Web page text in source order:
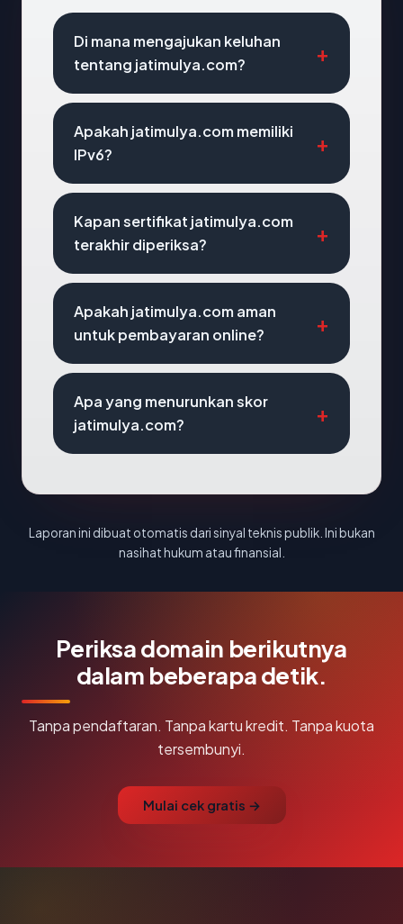
Di mana mengajukan keluhan
tentang jatimulya.com?
Apakah jatimulya.com memiliki
IPv6?
Kapan sertifikat jatimulya.com
terakhir diperiksa?
Apakah jatimulya.com aman
untuk pembayaran online?
Apa yang menurunkan skor
jatimulya.com?
Laporan ini dibuat otomatis dari sinyal teknis publik. Ini bukan
nasihat hukum atau finansial.
Periksa domain berikutnya
dalam beberapa detik.
Tanpa pendaftaran. Tanpa kartu kredit. Tanpa kuota
tersembunyi.
Mulai cek gratis →